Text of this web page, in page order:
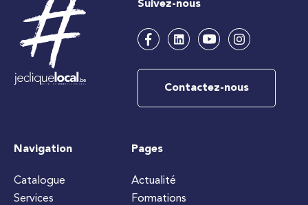
Suivez-nous
Contactez-nous
Navigation
Catalogue
Services
Pages
Actualité
Formations